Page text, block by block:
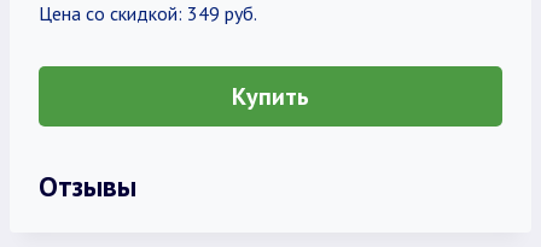
Цена со скидкой: 349 руб.
Купить
Отзывы